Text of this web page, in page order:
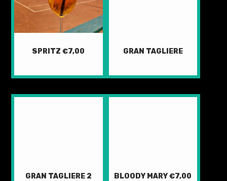
SPRITZ €7,00 GRAN TAGLIERE
GRAN TAGLIERE 2 BLOODY MARY €7,00